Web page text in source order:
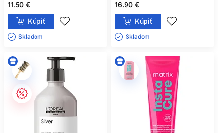
11.50 €
Kúpiť
Skladom ㅤ
16.90 €
Kúpiť
Skladom ㅤ